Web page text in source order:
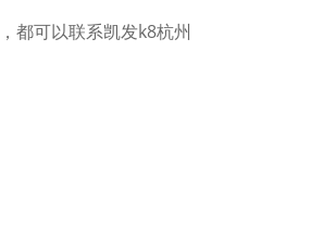
都可以联系凯发k8杭州